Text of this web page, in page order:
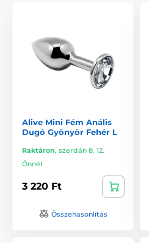
Alive Mini Fém Anális
Dugó Gyönyör Fehér L
Raktáron, szerdán 8. 12.
Önnél
3 220 Ft
Összehasonlítás